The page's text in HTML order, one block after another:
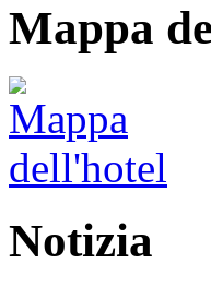
Mappa
Notizia